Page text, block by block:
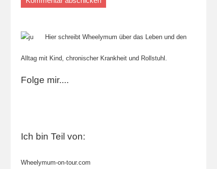
Hier schreibt Wheelymum über das Leben und den
Alltag mit Kind, chronischer Krankheit und Rollstuhl.
Folge mir....
Ich bin Teil von:
Wheelymum-on-tour.com